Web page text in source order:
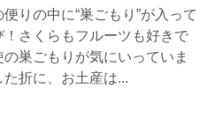
りの中に“巣ごもり”が入って
！さくらもフルーツも好きで
巣ごもりが気にいっていま
折に、お土産は...